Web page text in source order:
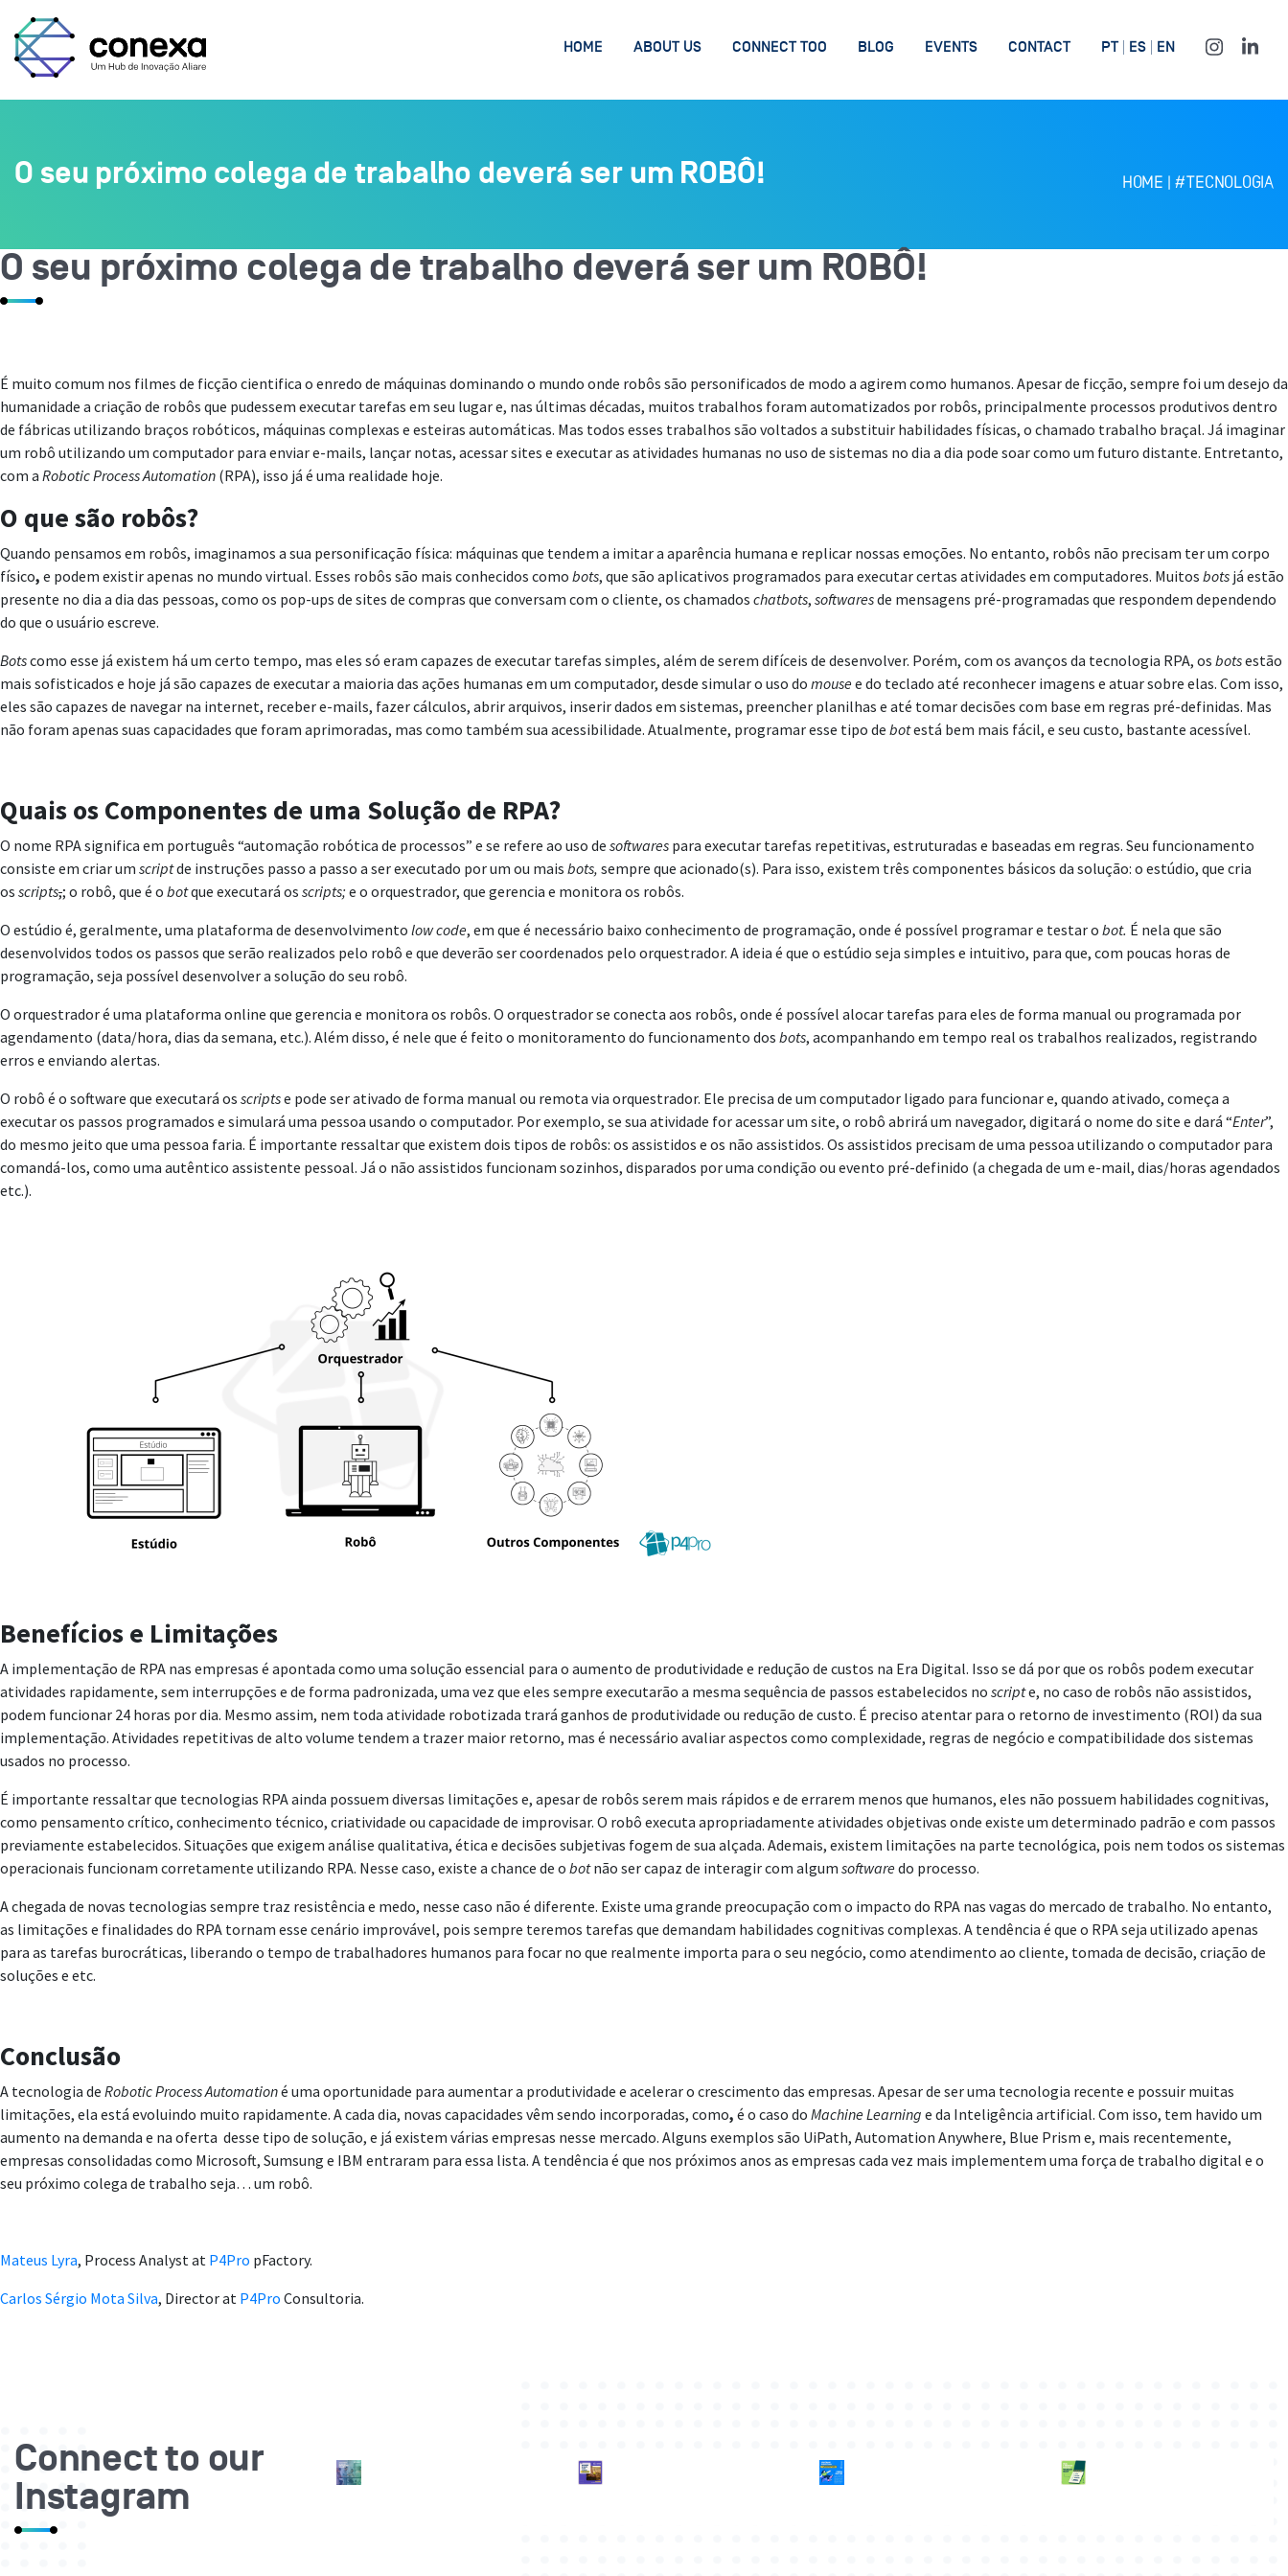
HOME ABOUT US CONNECT TOO BLOG EVENTS CONTACT PT ES EN
O seu próximo colega de trabalho deverá ser um ROBÔ! HOME | #TECNOLOGIA
O seu próximo colega de trabalho deverá ser um ROBÔ!
É muito comum nos filmes de ficção cientifica o enredo de máquinas dominando o mundo onde robôs são personificados de modo a agirem como humanos. Apesar de ficção, sempre foi um desejo da
humanidade a criação de robôs que pudessem executar tarefas em seu lugar e, nas últimas décadas, muitos trabalhos foram automatizados por robôs, principalmente processos produtivos dentro
de fábricas utilizando braços robóticos, máquinas complexas e esteiras automáticas. Mas todos esses trabalhos são voltados a substituir habilidades físicas, o chamado trabalho braçal. Já imaginar
um robô utilizando um computador para enviar e-mails, lançar notas, acessar sites e executar as atividades humanas no uso de sistemas no dia a dia pode soar como um futuro distante. Entretanto,
com a Robotic Process Automation (RPA), isso já é uma realidade hoje.
O que são robôs?
Quando pensamos em robôs, imaginamos a sua personificação física: máquinas que tendem a imitar a aparência humana e replicar nossas emoções. No entanto, robôs não precisam ter um corpo
físico, e podem existir apenas no mundo virtual. Esses robôs são mais conhecidos como bots, que são aplicativos programados para executar certas atividades em computadores. Muitos bots já estão
presente no dia a dia das pessoas, como os pop-ups de sites de compras que conversam com o cliente, os chamados chatbots, softwaresde mensagens pré-programadas que respondem dependendo
do que o usuário escreve.
Botscomo esse já existem há um certo tempo, mas eles só eram capazes de executar tarefas simples, além de serem difíceis de desenvolver. Porém, com os avanços da tecnologia RPA, os botsestão
mais sofisticados e hoje já são capazes de executar a maioria das ações humanas em um computador, desde simular o uso do mousee do teclado até reconhecer imagens e atuar sobre elas. Com isso,
eles são capazes de navegar na internet, receber e-mails, fazer cálculos, abrir arquivos, inserir dados em sistemas, preencher planilhas e até tomar decisões com base em regras pré-definidas. Mas
não foram apenas suas capacidades que foram aprimoradas, mas como também sua acessibilidade. Atualmente, programar esse tipo de botestá bem mais fácil, e seu custo, bastante acessível.
Quais os Componentes de uma Solução de RPA?
O nome RPA significa em português “automação robótica de processos” e se refere ao uso de softwares para executar tarefas repetitivas, estruturadas e baseadas em regras. Seu funcionamento
consiste em criar um scriptde instruções passo a passo a ser executado por um ou mais bots, sempre que acionado(s). Para isso, existem três componentes básicos da solução: o estúdio, que cria
os scripts,; o robô, que é o botque executará os scripts; e o orquestrador, que gerencia e monitora os robôs.
O estúdio é, geralmente, uma plataforma de desenvolvimento low code, em que é necessário baixo conhecimento de programação, onde é possível programar e testar o bot. É nela que são
desenvolvidos todos os passos que serão realizados pelo robô e que deverão ser coordenados pelo orquestrador. A ideia é que o estúdio seja simples e intuitivo, para que, com poucas horas de
programação, seja possível desenvolver a solução do seu robô.
O orquestrador é uma plataforma online que gerencia e monitora os robôs. O orquestrador se conecta aos robôs, onde é possível alocar tarefas para eles de forma manual ou programada por
agendamento (data/hora, dias da semana, etc.). Além disso, é nele que é feito o monitoramento do funcionamento dos bots, acompanhando em tempo real os trabalhos realizados, registrando
erros e enviando alertas.
O robô é o software que executará os scriptse pode ser ativado de forma manual ou remota via orquestrador. Ele precisa de um computador ligado para funcionar e, quando ativado, começa a
executar os passos programados e simulará uma pessoa usando o computador. Por exemplo, se sua atividade for acessar um site, o robô abrirá um navegador, digitará o nome do site e dará “Enter”,
do mesmo jeito que uma pessoa faria. É importante ressaltar que existem dois tipos de robôs: os assistidos e os não assistidos. Os assistidos precisam de uma pessoa utilizando o computador para
comandá-los, como uma autêntico assistente pessoal. Já o não assistidos funcionam sozinhos, disparados por uma condição ou evento pré-definido (a chegada de um e-mail, dias/horas agendados
etc.).
Benefícios e Limitações
A implementação de RPA nas empresas é apontada como uma solução essencial para o aumento de produtividade e redução de custos na Era Digital. Isso se dá por que os robôs podem executar
atividades rapidamente, sem interrupções e de forma padronizada, uma vez que eles sempre executarão a mesma sequência de passos estabelecidos no scripte, no caso de robôs não assistidos,
podem funcionar 24 horas por dia. Mesmo assim, nem toda atividade robotizada trará ganhos de produtividade ou redução de custo. É preciso atentar para o retorno de investimento (ROI) da sua
implementação. Atividades repetitivas de alto volume tendem a trazer maior retorno, mas é necessário avaliar aspectos como complexidade, regras de negócio e compatibilidade dos sistemas
usados no processo.
É importante ressaltar que tecnologias RPA ainda possuem diversas limitações e, apesar de robôs serem mais rápidos e de errarem menos que humanos, eles não possuem habilidades cognitivas,
como pensamento crítico, conhecimento técnico, criatividade ou capacidade de improvisar. O robô executa apropriadamente atividades objetivas onde existe um determinado padrão e com passos
previamente estabelecidos. Situações que exigem análise qualitativa, ética e decisões subjetivas fogem de sua alçada. Ademais, existem limitações na parte tecnológica, pois nem todos os sistemas
operacionais funcionam corretamente utilizando RPA. Nesse caso, existe a chance de o botnão ser capaz de interagir com algum softwaredo processo.
A chegada de novas tecnologias sempre traz resistência e medo, nesse caso não é diferente. Existe uma grande preocupação com o impacto do RPA nas vagas do mercado de trabalho. No entanto,
as limitações e finalidades do RPA tornam esse cenário improvável, pois sempre teremos tarefas que demandam habilidades cognitivas complexas. A tendência é que o RPA seja utilizado apenas
para as tarefas burocráticas, liberando o tempo de trabalhadores humanos para focar no que realmente importa para o seu negócio, como atendimento ao cliente, tomada de decisão, criação de
soluções e etc.
Conclusão
A tecnologia de Robotic Process Automationé uma oportunidade para aumentar a produtividade e acelerar o crescimento das empresas. Apesar de ser uma tecnologia recente e possuir muitas
limitações, ela está evoluindo muito rapidamente. A cada dia, novas capacidades vêm sendo incorporadas, como, é o caso do Machine Learning e da Inteligência artificial. Com isso, tem havido um
aumento na demanda e na oferta desse tipo de solução, e já existem várias empresas nesse mercado. Alguns exemplos são UiPath, Automation Anywhere, Blue Prism e, mais recentemente,
empresas consolidadas como Microsoft, Sumsung e IBM entraram para essa lista. A tendência é que nos próximos anos as empresas cada vez mais implementem uma força de trabalho digital e o
seu próximo colega de trabalho seja… um robô.
Mateus Lyra, Process Analyst at P4Pro pFactory.
Carlos Sérgio Mota Silva, Director at P4Pro Consultoria.
Connect to our
Instagram